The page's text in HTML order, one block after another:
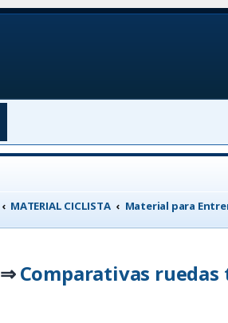
MATERIAL CICLISTA Material para
⇒ Comparativas ruedas